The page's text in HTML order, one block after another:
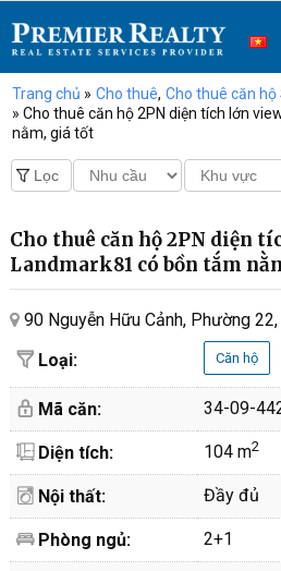
Trang chủ » Cho thuê, Cho thuê căn hộ
» Cho thuê căn hộ 2PN diện tích lớn
nằm, giá tốt
Cho thuê căn hộ 2PN diện
Landmark81 có bồn tắm
90 Nguyễn Hữu Cảnh, Phường 22,
Loại:
Căn hộ
Mã căn: 34-09-
Diện tích: 104 m2
Nội thất: Đầy đủ
Phòng ngủ: 2+1